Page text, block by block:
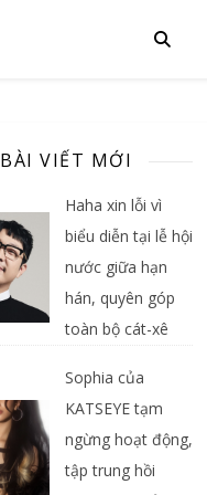
BÀI VIẾT MỚI
Haha xin lỗi vì
biểu diễn tại lễ hội
nước giữa hạn
hán, quyên góp
toàn bộ cát-xê
Sophia của
KATSEYE tạm
ngừng hoạt động,
tập trung hồi